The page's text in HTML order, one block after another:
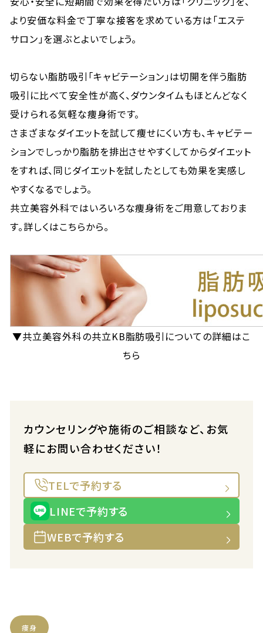
より安価な料金で丁寧な接客を求めている方は「エステ
サロン」を選ぶとよいでしょう。
切らない脂肪吸引「キャビテーション」は切開を伴う脂肪
吸引に比べて安全性が高く、ダウンタイムもほとんどなく
受けられる気軽な痩身術です。
さまざまなダイエットを試して痩せにくい方も、キャビテー
ションでしっかり脂肪を排出させやすくしてからダイエット
をすれば、同じダイエットを試したとしても効果を実感し
やすくなるでしょう。
共立美容外科ではいろいろな痩身術をご用意しておりま
す。詳しくはこちらから。
▼共立美容外科の共立KB脂肪吸引についての詳細はこ
ちら
カウンセリングや施術のご相談など、お気
軽にお問い合わせください！
TELで予約する
LINEで予約する
WEBで予約する
痩身